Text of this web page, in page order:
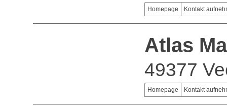
Homepage Kontakt
Atlas
49377
Homepage Kontakt